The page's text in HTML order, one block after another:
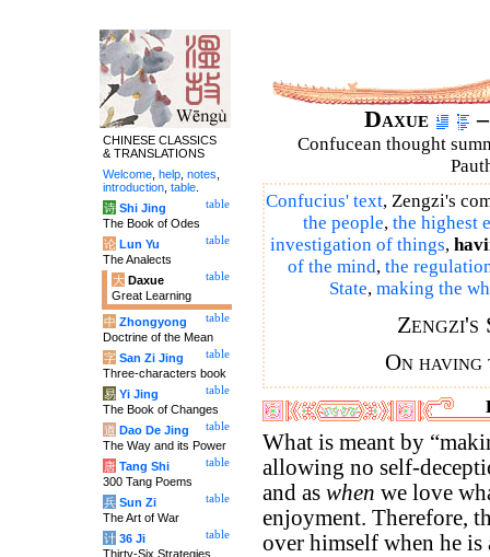
Daxue
Confucean thought
Confucius' text, Zengzi's
the people, the highest
investigation of things,
of the mind, the
State, making the
Zengzi's
On
What is meant by
allowing no self-
and as when we love
enjoyment. Therefore,
over himself when he is
CHINESE CLASSICS
& TRANSLATIONS
Welcome help notes
introduction table
table
诗 Shi Jing
The Book of Odes
table
论 Lun Yu
The Analects
table
大 Daxue
Great Learning
table
中 Zhongyong
Doctrine of the Mean
table
字 San Zi Jing
Three-characters book
table
易 Yi Jing
The Book of Changes
table
道 Dao De Jing
The Way and its Power
table
唐 Tang Shi
300 Tang Poems
table
兵 Sun Zi
The Art of War
table
计 36 Ji
Thirty-Six Strategies